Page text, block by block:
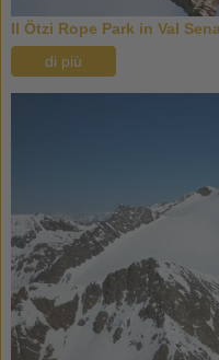
Il Ötzi Rope Park in Val
di più